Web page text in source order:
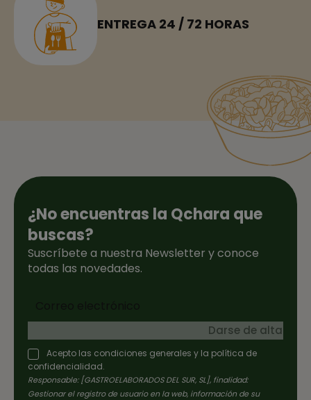
ENTREGA 24 / 72 HORAS
¿No encuentras la Qchara que
buscas?
Suscríbete a nuestra Newsletter y conoce
todas las novedades.
Darse de alta
Acepto las condiciones generales y la política de
confidencialidad.
Responsable: [GASTROELABORADOS DEL SUR, SL], finalidad:
Gestionar el registro de usuario en la web, información de su